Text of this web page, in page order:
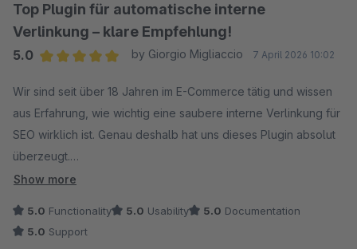
Top Plugin für automatische interne
Verlinkung – klare Empfehlung!
5.0
by Giorgio Migliaccio 7 April 2026 10:02
Wir sind seit über 18 Jahren im E-Commerce tätig und wissen
aus Erfahrung, wie wichtig eine saubere interne Verlinkung für
SEO wirklich ist. Genau deshalb hat uns dieses Plugin absolut
überzeugt.
funktioniert sehr gut und spart enorm viel Zeit bei der Pflege
von Kategorieseiten, Landingpages und Ratgebertexten.
Show more
5.0 Functionality 5.0 Usability 5.0 Documentation
5.0 Support